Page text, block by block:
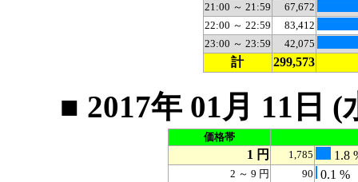
21:00 ～ 21:59
67,672
22:00 ～ 22:59
83,412
23:00 ～ 23:59
42,075
計 299,573
■ 2017年 01月 11日
価格帯
1 円 1,785 1.8
2 ～ 9 円 90 0.1 %